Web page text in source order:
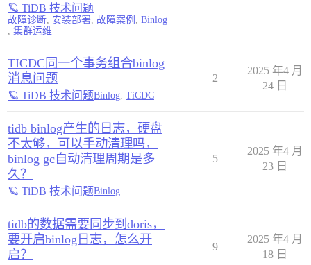
🪐 TiDB 技术问题
故障诊断, 安装部署, 故障案例 , Binlog
, 集群运维
TICDC同一个事务组合binlog
消息问题
🪐 TiDB 技术问题Binlog TiCDC
2
2025 年4 月
24 日
tidb binlog产生的日志，硬盘
不太够，可以手动清理吗，
binlog gc自动清理周期是多
久？
🪐 TiDB 技术问题Binlog
5
2025 年4 月
23 日
tidb的数据需要同步到doris，
要开启binlog日志，怎么开
启？
9
2025 年4 月
18 日